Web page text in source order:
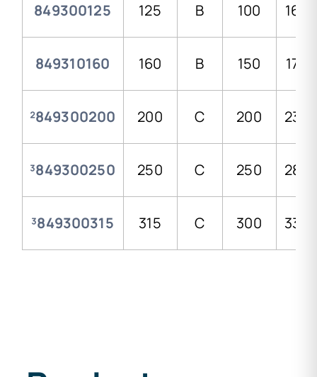
849300125 125 B 100
849310160 160 B 150
²849300200 200 C 200
³849300250 250 C 250
³849300315 315 C 300